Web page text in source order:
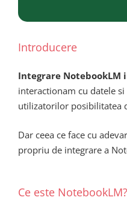
Introducere
Integrare NotebookLM
interactionam cu datele
utilizatorilor posibilitatea
Dar ceea ce face cu
propriu de integrare a
Ce este NotebookLM?